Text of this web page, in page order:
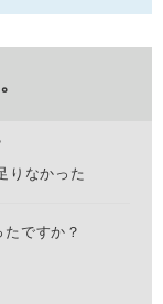
りなかった
ですか？